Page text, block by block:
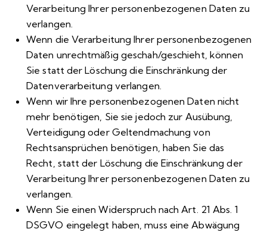
Verarbeitung Ihrer personenbezogenen Daten zu
verlangen.
Wenn die Verarbeitung Ihrer personenbezogenen
Daten unrechtmäßig geschah/geschieht, können
Sie statt der Löschung die Einschränkung der
Datenverarbeitung verlangen.
Wenn wir Ihre personenbezogenen Daten nicht
mehr benötigen, Sie sie jedoch zur Ausübung,
Verteidigung oder Geltendmachung von
Rechtsansprüchen benötigen, haben Sie das
Recht, statt der Löschung die Einschränkung der
Verarbeitung Ihrer personenbezogenen Daten zu
verlangen.
Wenn Sie einen Widerspruch nach Art. 21 Abs. 1
DSGVO eingelegt haben, muss eine Abwägung